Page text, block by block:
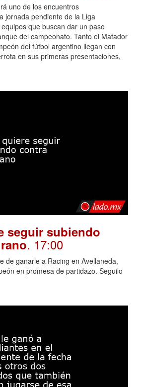
uno de los encuentros
jornada pendiente de la Liga
que buscan dar un paso
del campeonato. Tanto el Matador
del fútbol argentino llegan con
en sus primeras presentaciones,
seguir subiendo
. 17:00
de ganarle a Racing en Avellaneda,
en promesa de partidazo. Seguilo